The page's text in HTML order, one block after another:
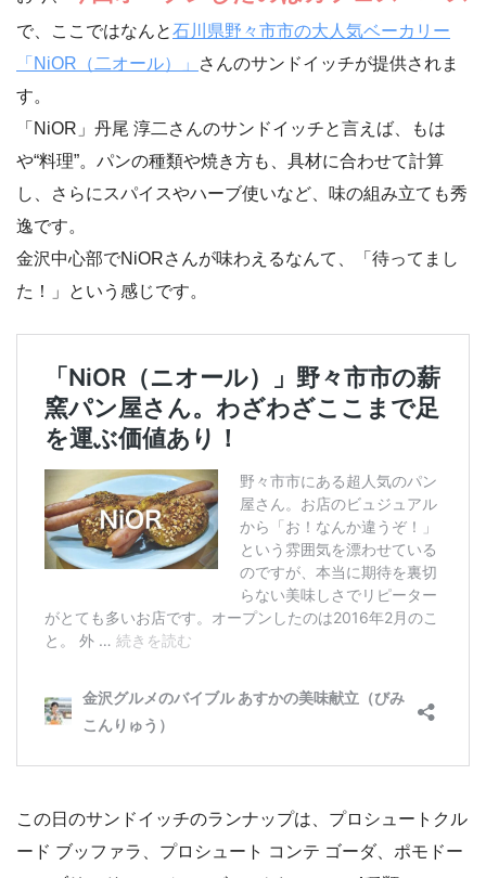
で、ここではなんと石川県野々市市の大人気ベーカリー
「NiOR（二オール）」
さんのサンドイッチが提供されま
す。
「NiOR」丹尾 淳二さんのサンドイッチと言えば、もは
や“料理”。パンの種類や焼き方も、具材に合わせて計算
し、さらにスパイスやハーブ使いなど、味の組み立ても秀
逸です。
金沢中心部でNiORさんが味わえるなんて、「待ってまし
た！」という感じです。
この日のサンドイッチのランナップは、プロシュートクル
ード ブッファラ、プロシュート コンテ ゴーダ、ポモドー